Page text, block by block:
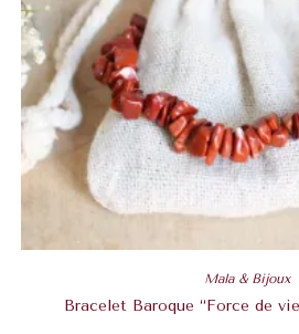
Mala & Bijoux
Bracelet Baroque “Force de